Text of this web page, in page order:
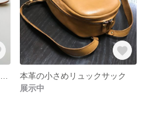
本革の小さめリュックサック
展示中